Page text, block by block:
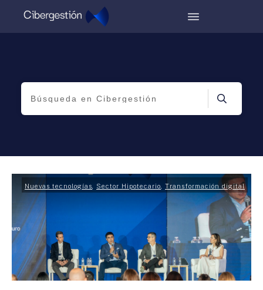
Nuevas tecnologías Sector Hipotecario Transformación digital